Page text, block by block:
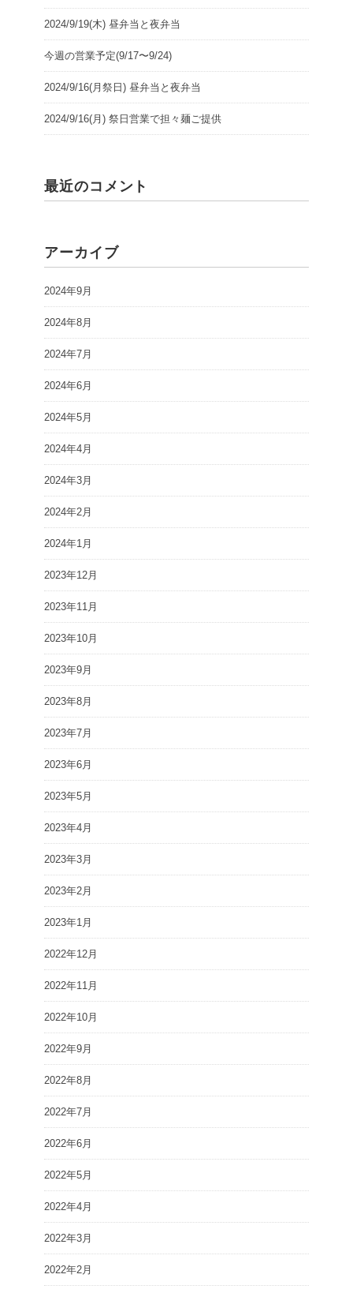
2024/9/19(木) 昼弁当と夜弁当
今週の営業予定(9/17〜9/24)
2024/9/16(月祭日) 昼弁当と夜弁当
2024/9/16(月) 祭日営業で担々麺ご提供
最近のコメント
アーカイブ
2024年9月
2024年8月
2024年7月
2024年6月
2024年5月
2024年4月
2024年3月
2024年2月
2024年1月
2023年12月
2023年11月
2023年10月
2023年9月
2023年8月
2023年7月
2023年6月
2023年5月
2023年4月
2023年3月
2023年2月
2023年1月
2022年12月
2022年11月
2022年10月
2022年9月
2022年8月
2022年7月
2022年6月
2022年5月
2022年4月
2022年3月
2022年2月